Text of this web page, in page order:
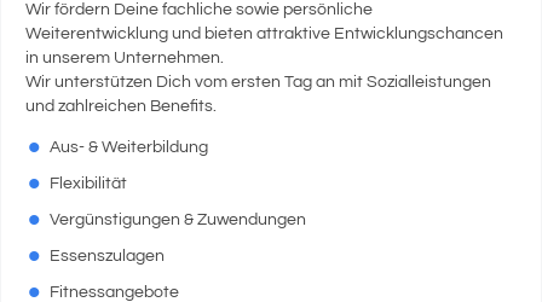
Wir fördern Deine fachliche sowie persönliche
Weiterentwicklung und bieten attraktive Entwicklungschancen
in unserem Unternehmen.
Wir unterstützen Dich vom ersten Tag an mit Sozialleistungen
und zahlreichen Benefits.
Aus- & Weiterbildung
Flexibilität
Vergünstigungen & Zuwendungen
Essenszulagen
Fitnessangebote